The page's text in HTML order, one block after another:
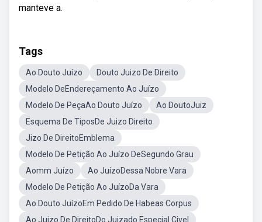
manteve a.
Tags
Ao Douto Juízo
Douto Juizo De Direito
Modelo DeEndereçamento Ao Juízo
Modelo De PeçaAo Douto Juízo
Ao DoutoJuiz
Esquema De TiposDe Juizo Direito
Jizo De DireitoEmblema
Modelo De Petição Ao Juízo DeSegundo Grau
Aomm Juízo
Ao JuízoDessa Nobre Vara
Modelo De Petição Ao JuízoDa Vara
Ao Douto JuízoEm Pedido De Habeas Corpus
Ao Juizo De DireitoDo Juizado Especial Civel